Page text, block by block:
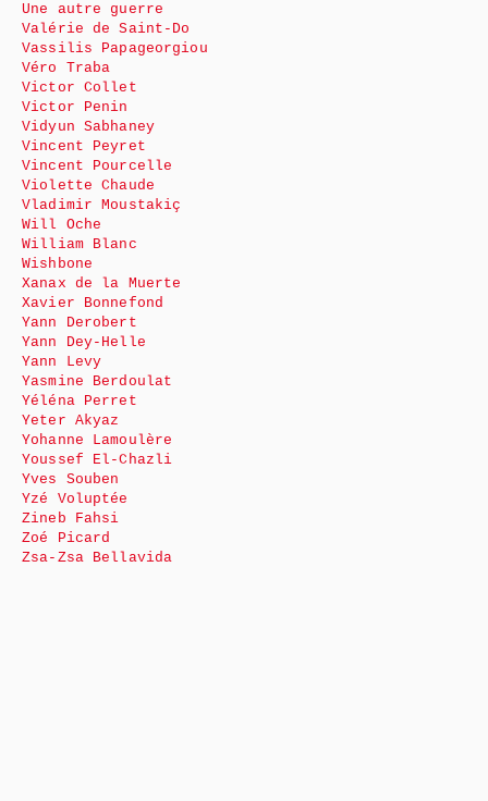
Une autre guerre
Valérie de Saint-Do
Vassilis Papageorgiou
Véro Traba
Victor Collet
Victor Penin
Vidyun Sabhaney
Vincent Peyret
Vincent Pourcelle
Violette Chaude
Vladimir Moustakiç
Will Oche
William Blanc
Wishbone
Xanax de la Muerte
Xavier Bonnefond
Yann Derobert
Yann Dey-Helle
Yann Levy
Yasmine Berdoulat
Yéléna Perret
Yeter Akyaz
Yohanne Lamoulère
Youssef El-Chazli
Yves Souben
Yzé Voluptée
Zineb Fahsi
Zoé Picard
Zsa-Zsa Bellavida